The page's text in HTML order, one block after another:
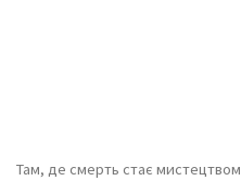
Там, де смерть стає мистецтвом